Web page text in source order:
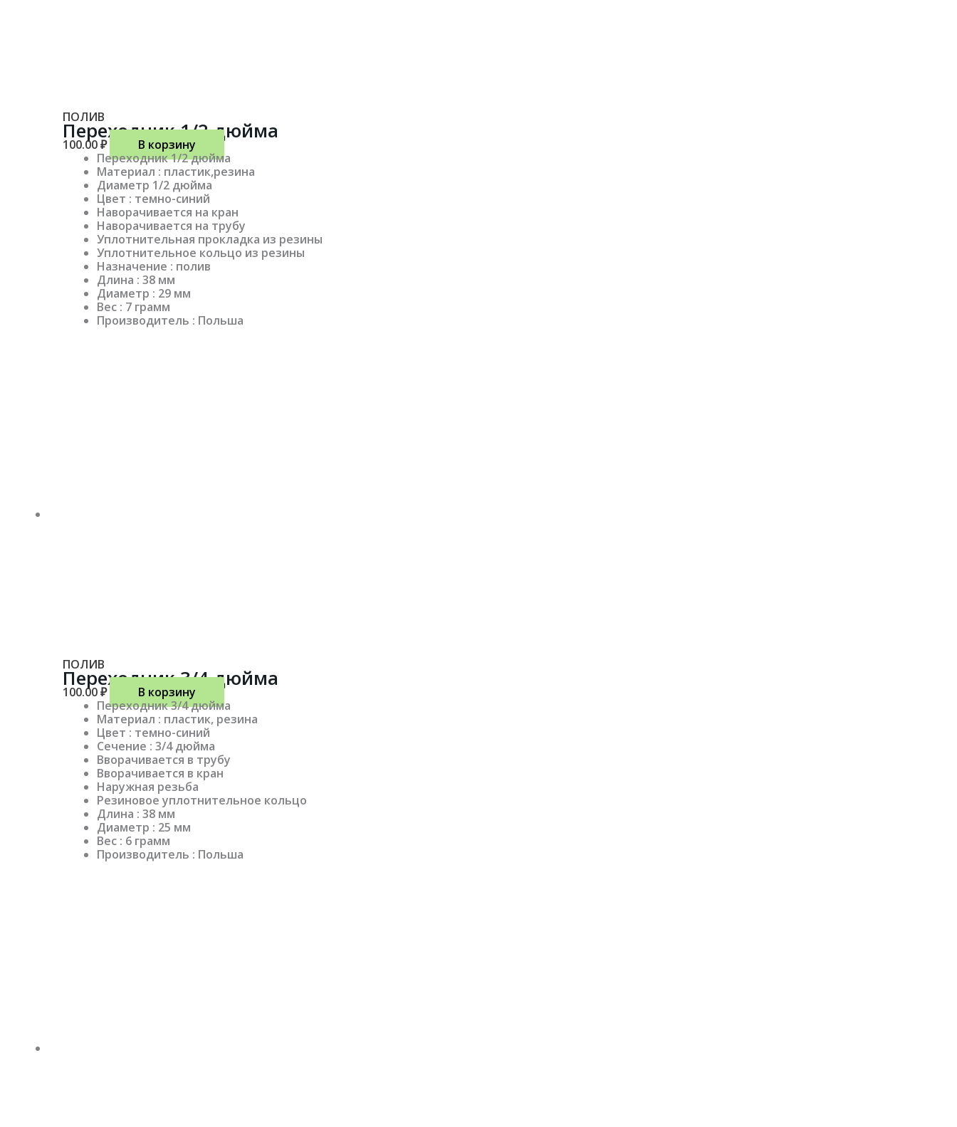
ПОЛИВ
Переходник 1/2 дюйма
100.00₽
В корзину
Переходник 1/2 дюйма
Материал : пластик,резина
Диаметр 1/2 дюйма
Цвет : темно-синий
Наворачивается на кран
Наворачивается на трубу
Уплотнительная прокладка из резины
Уплотнительное кольцо из резины
Назначение : полив
Длина : 38 мм
Диаметр : 29 мм
Вес : 7 грамм
Производитель : Польша
ПОЛИВ
Переходник 3/4 дюйма
100.00₽
В корзину
Переходник 3/4 дюйма
Материал : пластик, резина
Цвет : темно-синий
Сечение : 3/4 дюйма
Вворачивается в трубу
Вворачивается в кран
Наружная резьба
Резиновое уплотнительное кольцо
Длина : 38 мм
Диаметр : 25 мм
Вес : 6 грамм
Производитель : Польша